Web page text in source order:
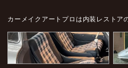
カーメイクアートプロは内装レストア